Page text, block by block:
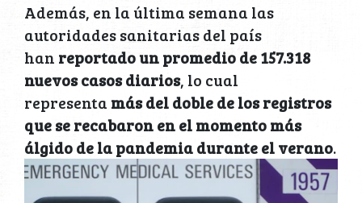
Además, en la última semana las
autoridades sanitarias del país
han reportado un promedio de 157.318
nuevos casos diarios, lo cual
representa más del doble de los registros
que se recabaron en el momento más
álgido de la pandemia durante el verano.